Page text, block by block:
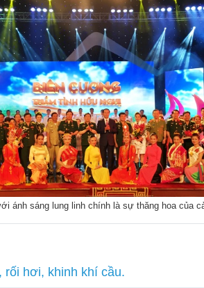
ánh sáng lung linh chính là sự thăng hoa của
rối hơi, khinh khí cầu.